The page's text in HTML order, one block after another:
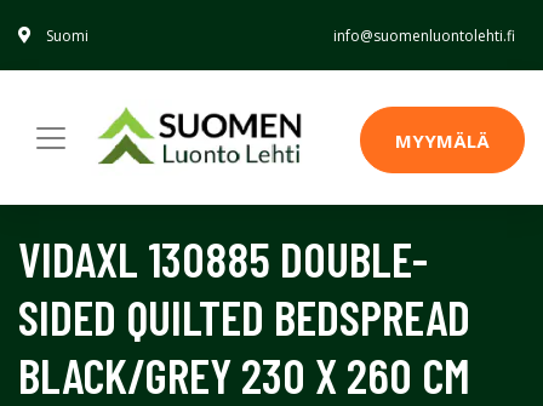
Suomi info@suomenluontolehti.fi
MYYMÄLÄ
VIDAXL 130885 DOUBLE-
SIDED QUILTED BEDSPREAD
BLACK/GREY 230 X 260 CM